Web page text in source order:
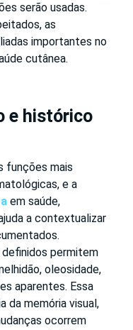
serão usadas.
as
importantes no
cutânea.
e histórico
funções mais
e a
em saúde,
a contextualizar
permitem
oleosidade,
aparentes. Essa
da memória visual,
ocorrem